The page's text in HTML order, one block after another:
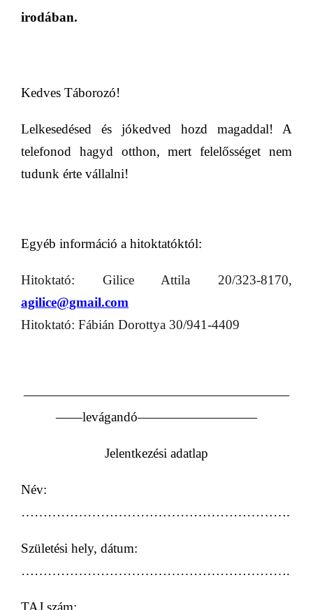
irodában.
Kedves Táborozó!
Lelkesedésed és jókedved hozd magaddal! A
telefonod hagyd otthon, mert felelősséget nem
tudunk érte vállalni!
Egyéb információ a hitoktatóktól:
Hitoktató: Gilice Attila 20/323-8170,
agilice@gmail.com
Hitoktató: Fábián Dorottya 30/941-4409
————————————————————
——levágandó—————————
Jelentkezési adatlap
Név:
…………………………………………………….
Születési hely, dátum:
…………………………………………………….